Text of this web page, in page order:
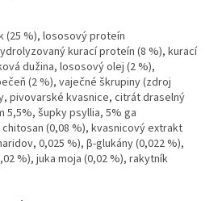
(25 %), lososový proteín
kurací proteín (8 %), kurací
dužina, lososový olej (2 %),
(2 %), vaječné škrupiny (zdroj
pivovarské kvasnice, citrát draselný
5,5%, šupky psyllia, 5% ga
(0,08 %), kvasnicový extrakt
0,025 %), β-glukány (0,022 %),
%), juka moja (0,02 %), rakytník